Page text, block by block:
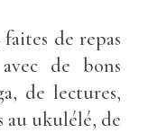
de repas
de bons
de lectures,
au ukulélé, de